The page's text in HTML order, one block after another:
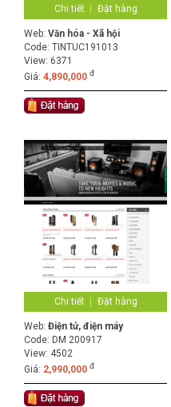
Chi tiết Đặt hàng
Web: Văn hóa - Xã hội
Code: TINTUC191013
View: 6371
Giá: 4,890,000 đ
Chi tiết Đặt hàng
Web: Điện tử, điện máy
Code: DM 200917
View: 4502
Giá: 2,990,000 đ